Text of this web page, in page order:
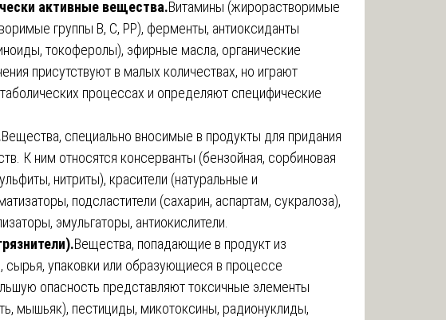
активные вещества.Витамины (жирорастворимые
группы В, С, РР), ферменты, антиоксиданты
токоферолы), эфирные масла, органические
присутствуют в малых количествах, но играют
процессах и определяют специфические
Вещества, специально вносимые в продукты для придания
К ним относятся консерванты (бензойная, сорбиновая
нитриты), красители (натуральные и
подсластители (сахарин, аспартам, сукралоза),
эмульгаторы, антиокислители.
Вещества, попадающие в продукт из
упаковки или образующиеся в процессе
опасность представляют токсичные элементы
мышьяк), пестициды, микотоксины, радионуклиды,